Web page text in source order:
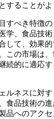
することがよ
すべき特徴
学、食品技
して、効果
この市場は
続的に適応
ルネスに対
食品技術の
品へのアクセ